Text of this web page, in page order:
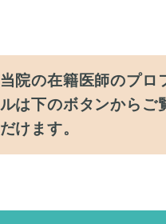
当院の在籍医師のプロ
ルは下のボタンからご
だけます。